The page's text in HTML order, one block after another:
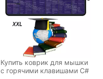
Купить коврик для мышки
с горячими клавишами C#
Разное